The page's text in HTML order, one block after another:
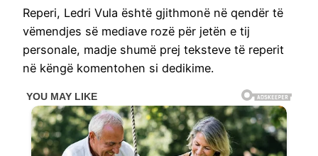
Reperi, Ledri Vula është gjithmonë në qendër të
vëmendjes së mediave rozë për jetën e tij
personale, madje shumë prej teksteve të reperit
në këngë komentohen si dedikime.